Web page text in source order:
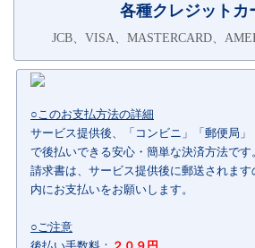
各種クレジットカ
JCB、VISA、MASTERCARD、
○このお支払方法の詳細
サービス提供後、「コンビニ」「郵便局」
で後払いできる安心・簡単な決済方法です
請求書は、サービス提供後に郵送されま
内にお支払いをお願いします。
○ご注意